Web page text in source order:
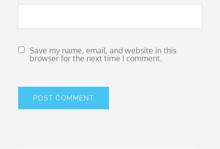
Save my name, email, and website in this
browser for the next time I comment.